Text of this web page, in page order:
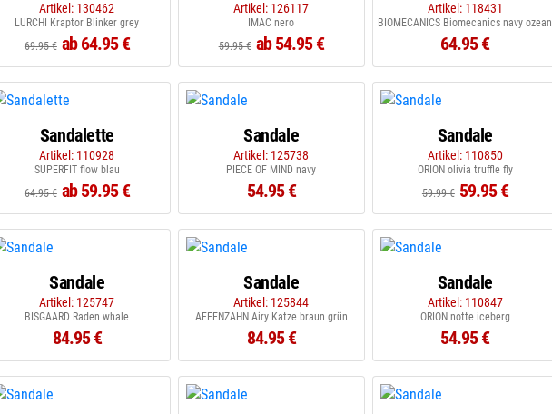
Artikel: 130462
LURCHI Kraptor Blinker grey
69.95 € ab 64.95 €
Artikel: 126117
IMAC nero
59.95 € ab 54.95 €
Artikel: 118431
BIOMECANICS Biomecanics navy ozean
64.95 €
Sandalette
Artikel: 110928
SUPERFIT flow blau
64.95 € ab 59.95 €
Sandale
Artikel: 125738
PIECE OF MIND navy
54.95 €
Sandale
Artikel: 110850
ORION olivia truffle fly
59.99 € 59.95 €
Sandale
Artikel: 125747
BISGAARD Raden whale
84.95 €
Sandale
Artikel: 125844
AFFENZAHN Airy Katze braun grün
84.95 €
Sandale
Artikel: 110847
ORION notte iceberg
54.95 €